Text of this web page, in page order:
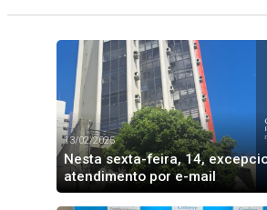
13/02/2025
Nesta sexta-feira, 14,
atendimento por e-mail